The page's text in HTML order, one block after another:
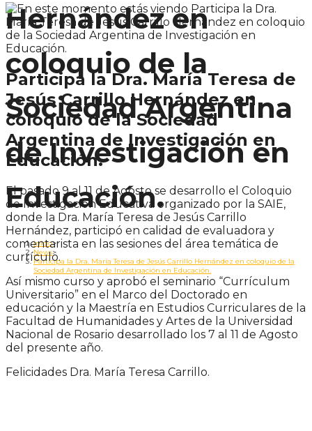
Hernández en
coloquio de la
Sociedad Argentina
de Investigación en
Educación.
Inicio>
News>
Participa la Dra. María Teresa de Jesús Carrillo Hernández en coloquio de la
Sociedad Argentina de Investigación en Educación.
Participa la Dra. María Teresa de
Jesús Carrillo Hernández en
coloquio de la Sociedad
Argentina de Investigación en
Educación.
El pasado 9 al 11 de Agosto se desarrollo el Coloquio
de Investigación Educativa organizado por la SAIE,
donde la Dra. María Teresa de Jesús Carrillo
Hernández, participó en calidad de evaluadora y
comentarista en las sesiones del área temática de
currículo.
Así mismo curso y aprobó el seminario “Currículum
Universitario” en el Marco del Doctorado en
educación y la Maestría en Estudios Curriculares de la
Facultad de Humanidades y Artes de la Universidad
Nacional de Rosario desarrollado los 7 al 11 de Agosto
del presente año.
Felicidades Dra. María Teresa Carrillo.